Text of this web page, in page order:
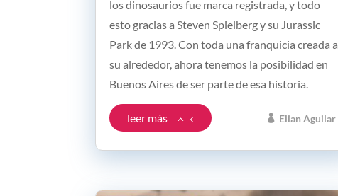
Elian Aguilar
los dinosaurios fue marca registrada, y todo
esto gracias a Steven Spielberg y su Jurassic
Park de 1993. Con toda una franquicia creada a
su alrededor, ahora tenemos la posibilidad en
Buenos Aires de ser parte de esa historia.
leer más